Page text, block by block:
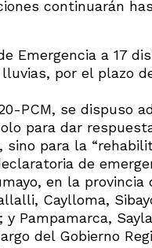
continuarán
Emergencia a 17
por el plazo
PCM, se dispuso
para dar
para la
de
en la provincia
Caylloma,
Pampamarca,
del Gobierno